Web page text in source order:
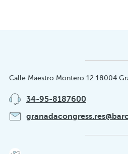
Calle Maestro Montero 12 18004
34-95-8187600